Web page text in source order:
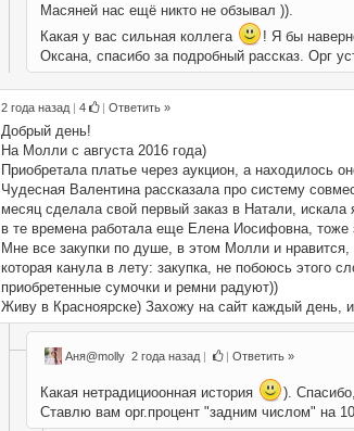
Масяней нас ещё никто не обзывал )).
Какая у вас сильная коллега
! Я бы
Оксана, спасибо за подробный рассказ. Орг
2 года назад | 4 | Ответить »
Добрый день!
На Молли с августа 2016 года)
Приобретала платье через аукцион, а находилось
Чудесная Валентина рассказала про систему
месяц сделала свой первый заказ в Натали,
в те времена работала еще Елена Иосифовна, тоже
Мне все закупки по душе, в этом Молли и
которая канула в лету: закупка, не побоюсь этого
приобретенные сумочки и ремни радуют))
Живу в Красноярске) Захожу на сайт каждый день, и
Аня@molly 2 года назад | | Ответить »
Какая нетрадициоонная история
).
Ставлю вам орг.процент "задним числом" на